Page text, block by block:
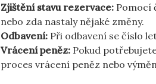
Zjištění stavu⁤ rezervace: Pomocí
‍nebo zda nastaly ‍nějaké změny.
Odbavení: Při odbavení se ‌číslo
Vrácení ​peněz: Pokud
proces vrácení peněz nebo